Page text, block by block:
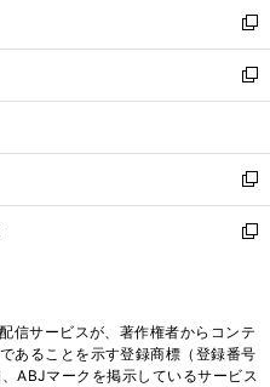
く
で
開
く
ド
ウ
で
開
ィ
ン
ド
ウ
開
く
い
ウ
ィ
ン
ウ
で
開
く
新
し
い
ウ
ン
ド
ウ
で
新
し
ウ
ィ
ン
ド
く
新
し
い
ド
ウ
新
ィ
ン
信サービスが、著作権者からコンテ
あることを示す登録商標（登録番号
ABJマークを掲示しているサービス